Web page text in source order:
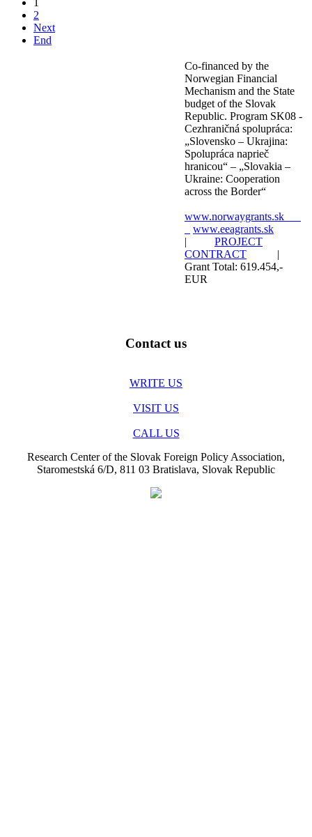
1
2
Next
End
Co-financed by the
Norwegian Financial
Mechanism and the State
budget of the Slovak
Republic. Program SK08 -
Cezhraničná spolupráca:
„Slovensko – Ukrajina:
Spolupráca naprieč
hranicou“ – „Slovakia –
Ukraine: Cooperation
across the Border“
www.norwaygrants.sk
www.eeagrants.sk
| PROJECT
CONTRACT
|
Grant Total: 619.454,-
EUR
Contact us
WRITE US
VISIT US
CALL US
Research Center of the Slovak Foreign Policy Association,
Staromestská 6/D, 811 03 Bratislava, Slovak Republic